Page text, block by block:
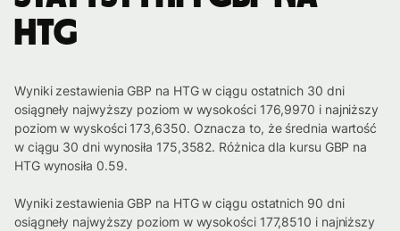
HTG
Wyniki zestawienia GBP na HTG w ciągu ostatnich 30 dni
osiągneły najwyższy poziom w wysokości 176,9970 i najniższy
poziom w wyskości 173,6350. Oznacza to, że średnia wartość
w ciągu 30 dni wynosiła 175,3582. Różnica dla kursu GBP na
HTG wynosiła 0.59.
Wyniki zestawienia GBP na HTG w ciągu ostatnich 90 dni
osiągneły najwyższy poziom w wysokości 177,8510 i najniższy